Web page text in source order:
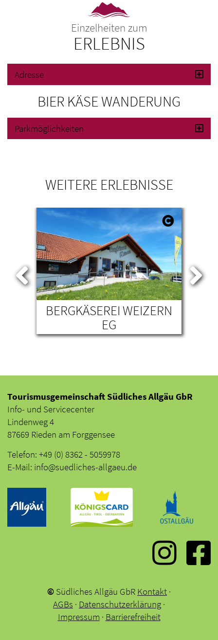
Einzelheiten zum
ERLEBNIS
Adresse
BIER KÄSE WANDERUNG
Parkmöglichkeiten
WEITERE ERLEBNISSE
BERGKÄSEREI WEIZERN
EG
Tourismusgemeinschaft Südliches Allgäu GbR
Info- und Servicecenter
Lindenweg 4
87669 Rieden am Forggensee
Telefon: +49 (0) 8362 - 5059978
E-Mail: info@suedliches-allgaeu.de
© Südliches Allgäu GbR Kontakt ·
AGBs · Datenschutzerklärung ·
Impressum · Barrierefreiheit